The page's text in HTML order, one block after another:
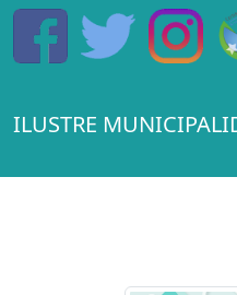
ILUSTRE